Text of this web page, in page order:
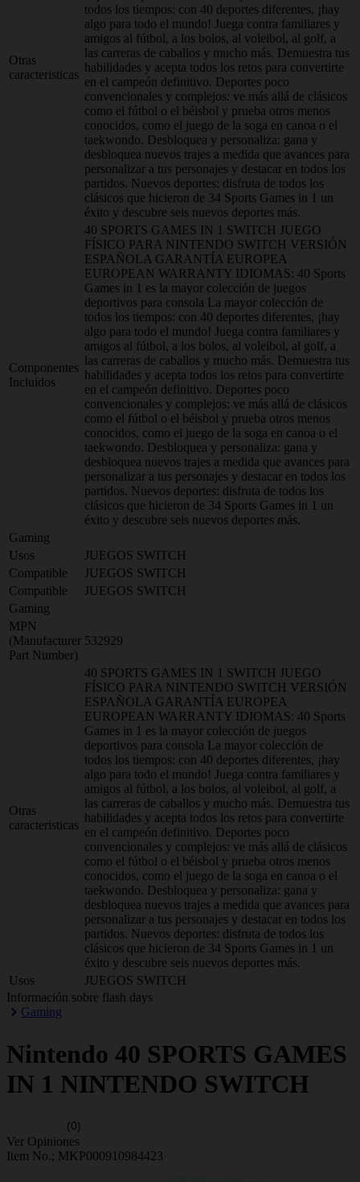
Otras
caracteristicas
todos los tiempos: con 40 deportes diferentes, ¡hay
algo para todo el mundo! Juega contra familiares y
amigos al fútbol, a los bolos, al voleibol, al golf, a
las carreras de caballos y mucho más. Demuestra tus
habilidades y acepta todos los retos para convertirte
en el campeón definitivo. Deportes poco
convencionales y complejos: ve más allá de clásicos
como el fútbol o el béisbol y prueba otros menos
conocidos, como el juego de la soga en canoa o el
taekwondo. Desbloquea y personaliza: gana y
desbloquea nuevos trajes a medida que avances para
personalizar a tus personajes y destacar en todos los
partidos. Nuevos deportes: disfruta de todos los
clásicos que hicieron de 34 Sports Games in 1 un
éxito y descubre seis nuevos deportes más.
Componentes
Incluidos
40 SPORTS GAMES IN 1 SWITCH JUEGO
FÍSICO PARA NINTENDO SWITCH VERSIÓN
ESPAÑOLA GARANTÍA EUROPEA
EUROPEAN WARRANTY IDIOMAS: 40 Sports
Games in 1 es la mayor colección de juegos
deportivos para consola La mayor colección de
todos los tiempos: con 40 deportes diferentes, ¡hay
algo para todo el mundo! Juega contra familiares y
amigos al fútbol, a los bolos, al voleibol, al golf, a
las carreras de caballos y mucho más. Demuestra tus
habilidades y acepta todos los retos para convertirte
en el campeón definitivo. Deportes poco
convencionales y complejos: ve más allá de clásicos
como el fútbol o el béisbol y prueba otros menos
conocidos, como el juego de la soga en canoa o el
taekwondo. Desbloquea y personaliza: gana y
desbloquea nuevos trajes a medida que avances para
personalizar a tus personajes y destacar en todos los
partidos. Nuevos deportes: disfruta de todos los
clásicos que hicieron de 34 Sports Games in 1 un
éxito y descubre seis nuevos deportes más.
Gaming
Usos
JUEGOS SWITCH
Compatible
JUEGOS SWITCH
Compatible
JUEGOS SWITCH
Gaming
MPN
(Manufacturer
Part Number)
532929
Otras
caracteristicas
40 SPORTS GAMES IN 1 SWITCH JUEGO
FÍSICO PARA NINTENDO SWITCH VERSIÓN
ESPAÑOLA GARANTÍA EUROPEA
EUROPEAN WARRANTY IDIOMAS: 40 Sports
Games in 1 es la mayor colección de juegos
deportivos para consola La mayor colección de
todos los tiempos: con 40 deportes diferentes, ¡hay
algo para todo el mundo! Juega contra familiares y
amigos al fútbol, a los bolos, al voleibol, al golf, a
las carreras de caballos y mucho más. Demuestra tus
habilidades y acepta todos los retos para convertirte
en el campeón definitivo. Deportes poco
convencionales y complejos: ve más allá de clásicos
como el fútbol o el béisbol y prueba otros menos
conocidos, como el juego de la soga en canoa o el
taekwondo. Desbloquea y personaliza: gana y
desbloquea nuevos trajes a medida que avances para
personalizar a tus personajes y destacar en todos los
partidos. Nuevos deportes: disfruta de todos los
clásicos que hicieron de 34 Sports Games in 1 un
éxito y descubre seis nuevos deportes más.
Usos
JUEGOS SWITCH
Información sobre flash days
Gaming
Nintendo 40 SPORTS GAMES
IN 1 NINTENDO SWITCH
(0)
Ver Opiniones
Item No.; MKP000910984423